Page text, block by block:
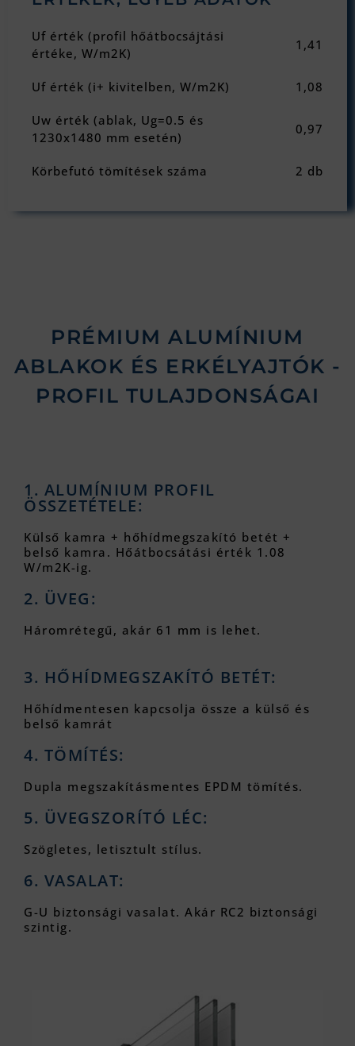
Uf érték (profil hőátbocsájtási
értéke, W/m2K)
1,41
Uf érték (i+ kivitelben, W/m2K) 1,08
Uw érték (ablak, Ug=0.5 és
1230x1480 mm esetén)
0,97
Körbefutó tömítések száma 2 db
PRÉMIUM ALUMÍNIUM
ABLAKOK ÉS ERKÉLYAJTÓK​ -
PROFIL TULAJDONSÁGAI
1. ALUMÍNIUM PROFIL
ÖSSZETÉTELE:
Külső kamra + hőhídmegszakító betét +
belső kamra. Hőátbocsátási érték 1.08
W/m2K-ig.
2. ÜVEG:
Háromrétegű, akár 61 mm is lehet.
3. HŐHÍDMEGSZAKÍTÓ BETÉT:
Hőhídmentesen kapcsolja össze a külső és
belső kamrát
4. TÖMÍTÉS:
Dupla megszakításmentes EPDM tömítés.
5. ÜVEGSZORÍTÓ LÉC:
Szögletes, letisztult stílus.
6. VASALAT:
G-U biztonsági vasalat. Akár RC2 biztonsági
szintig.